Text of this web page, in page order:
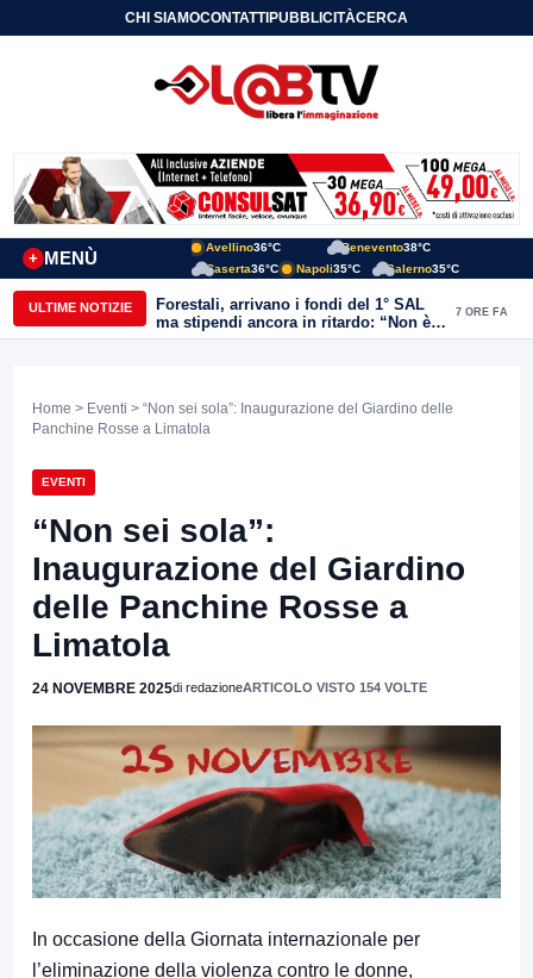
CHI SIAMOCONTATTIPUBBLICITÀCERCA
MENÙ
+
Avellino36°C Benevento38°C
Caserta36°C Napoli35°C Salerno35°C
ULTIME NOTIZIE
Forestali, arrivano i fondi del 1° SAL
ma stipendi ancora in ritardo: “Non è
più sostenibile”
7 ORE FA
Home > Eventi > “Non sei sola”: Inaugurazione del Giardino delle
Panchine Rosse a Limatola
EVENTI
“Non sei sola”:
Inaugurazione del Giardino
delle Panchine Rosse a
Limatola
24 NOVEMBRE 2025di redazioneARTICOLO VISTO 154 VOLTE
In occasione della Giornata internazionale per
l’eliminazione della violenza contro le donne,